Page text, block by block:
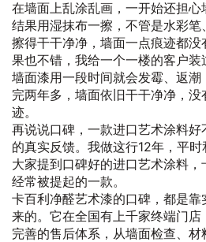
在墙面上乱涂乱画，一开始还担心
结果用湿抹布一擦，不管是水彩
擦得干干净净，墙面一点痕迹都
果也不错，我给一个一楼的客户
墙面漆用一段时间就会发霉、返
完两年多，墙面依旧干干净净，
迹。
再说说口碑，一款进口艺术涂料
的真实反馈。我做这行12年，平时
大家提到口碑好的进口艺术涂料
经常被提起的一款。
卡百利净醛艺术漆的口碑，都是
来的。它在全国有上千家终端门
完善的售后体系，从墙面检查、